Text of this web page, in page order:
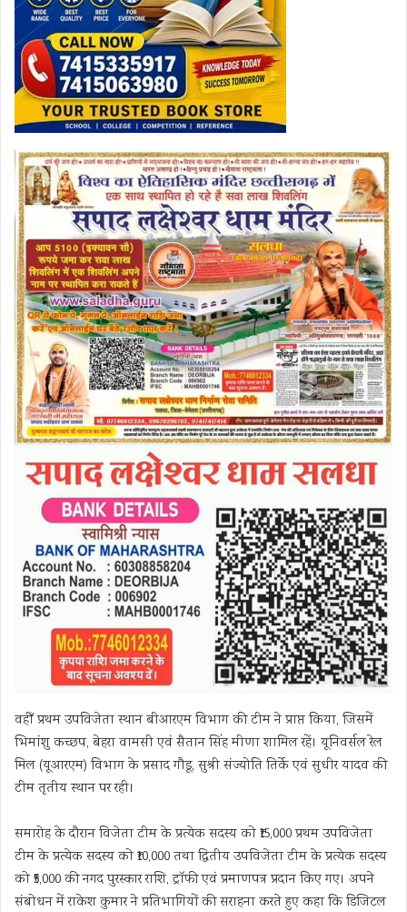
वहीँ प्रथम उपविजेता स्थान बीआरएम विभाग की टीम ने प्राप्त किया, जिसमें
भिमांशु कच्छप, बेहरा वामसी एवं सैतान सिंह मीणा शामिल रहें। यूनिवर्सल रेल
मिल (यूआरएम) विभाग के प्रसाद गौडू, सुश्री संज्योति तिर्के एवं सुधीर यादव की
टीम तृतीय स्थान पर रही।
समारोह के दौरान विजेता टीम के प्रत्येक सदस्य को ₹15,000 प्रथम उपविजेता
टीम के प्रत्येक सदस्य को ₹10,000 तथा द्वितीय उपविजेता टीम के प्रत्येक सदस्य
को ₹5,000 की नगद पुरस्कार राशि, ट्रॉफी एवं प्रमाणपत्र प्रदान किए गए। अपने
संबोधन में राकेश कुमार ने प्रतिभागियों की सराहना करते हुए कहा कि डिजिटल